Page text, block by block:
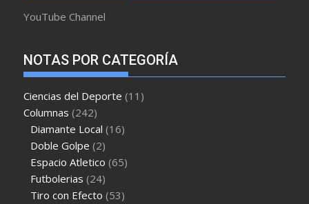
YouTube Channel
NOTAS POR CATEGORÍA
Ciencias del Deporte (11)
Columnas (242)
Diamante Local (16)
Doble Golpe (2)
Espacio Atletico (65)
Futbolerias (24)
Tiro con Efecto (53)